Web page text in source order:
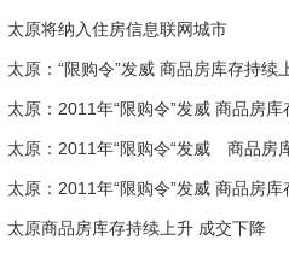
太原将纳入住房信息联网城市
太原：“限购令”发威 商品房库存持续
太原：2011年“限购令”发威 商品房
太原：2011年“限购令“发威 商品房
太原：2011年“限购令”发威 商品房
太原商品房库存持续上升 成交下降